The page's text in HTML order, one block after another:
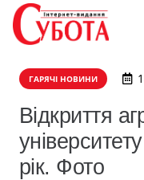
ГАРЯЧІ НОВИНИ
Відкриття
рік. Фото